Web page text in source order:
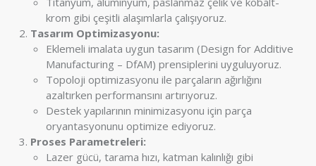
krom gibi çeşitli alaşımlarla çalışıyoruz.
Tasarım Optimizasyonu:
Eklemeli imalata uygun tasarım (Design for Additive
Manufacturing – DfAM) prensiplerini uyguluyoruz.
Topoloji optimizasyonu ile parçaların ağırlığını
azaltırken performansını artırıyoruz.
Destek yapılarının minimizasyonu için parça
oryantasyonunu optimize ediyoruz.
Proses Parametreleri:
Lazer gücü, tarama hızı, katman kalınlığı gibi